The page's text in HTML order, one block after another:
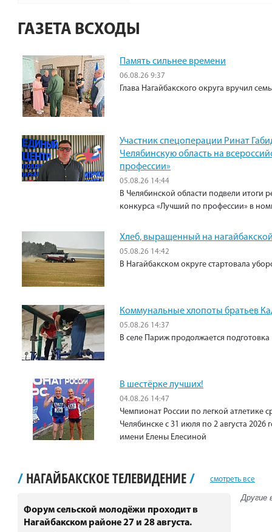
ГАЗЕТА ВСХОДЫ
Память сильнее времени
06.08.26 9:37
Глава Нагайбакского округа вручил
Участник спецоперации Ринат
Челябинскую область на
профессии»
05.08.26 14:44
В Челябинской области подвели итоги
конкурса «Лучший по профессии» в
Хлеб, выращенный на
05.08.26 14:42
В Нагайбакском округе стартовала
Коммунальные хлопоты братьев
05.08.26 14:37
В селе Париж продолжается подготовка
В шестёрке лучших!
04.08.26 14:47
Чемпионат России по легкой атлетике
Челябинске с 31 июля по 2 августа 2026
имени Елены Елесиной
/ НАГАЙБАКСКОЕ ТЕЛЕВИДЕНИЕ/ смотреть все
Форум сельской молодёжи проходит в
Нагайбакском районе 27 и 28 августа.
Другие